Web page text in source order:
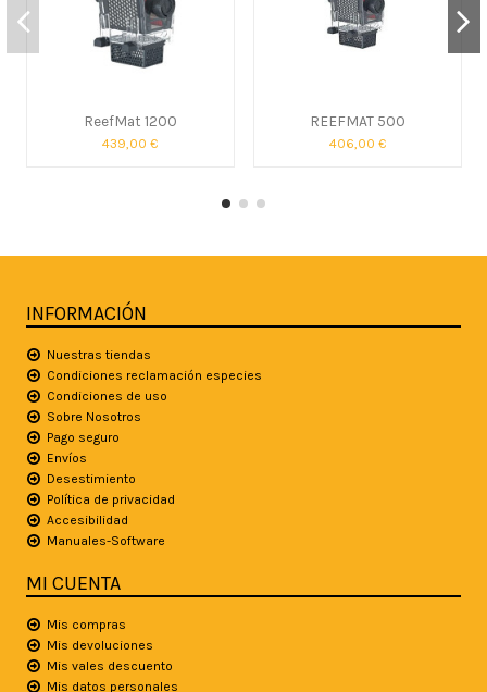
ReefMat 1200
439,00 €
REEFMAT 500
406,00 €
INFORMACIÓN
Nuestras tiendas
Condiciones reclamación especies
Condiciones de uso
Sobre Nosotros
Pago seguro
Envíos
Desestimiento
Política de privacidad
Accesibilidad
Manuales-Software
MI CUENTA
Mis compras
Mis devoluciones
Mis vales descuento
Mis datos personales